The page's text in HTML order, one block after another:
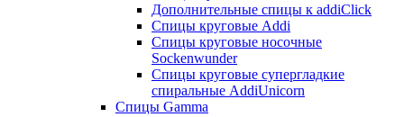
Дополнительные спицы к addiClick
Спицы круговые Addi
Спицы круговые носочные
Sockenwunder
Спицы круговые супергладкие
спиральные AddiUnicorn
Спицы Gamma